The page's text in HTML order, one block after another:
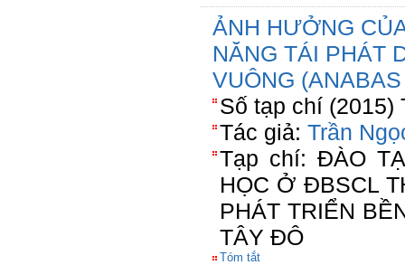
ẢNH HƯỞNG
NĂNG TÁI PHÁT
VUÔNG (ANABAS
Số tạp chí (2015)
Tác giả: Trần
Tạp chí: ĐÀO
HỌC Ở ĐBSCL
PHÁT TRIỂN
TÂY ĐÔ
Tóm tắt